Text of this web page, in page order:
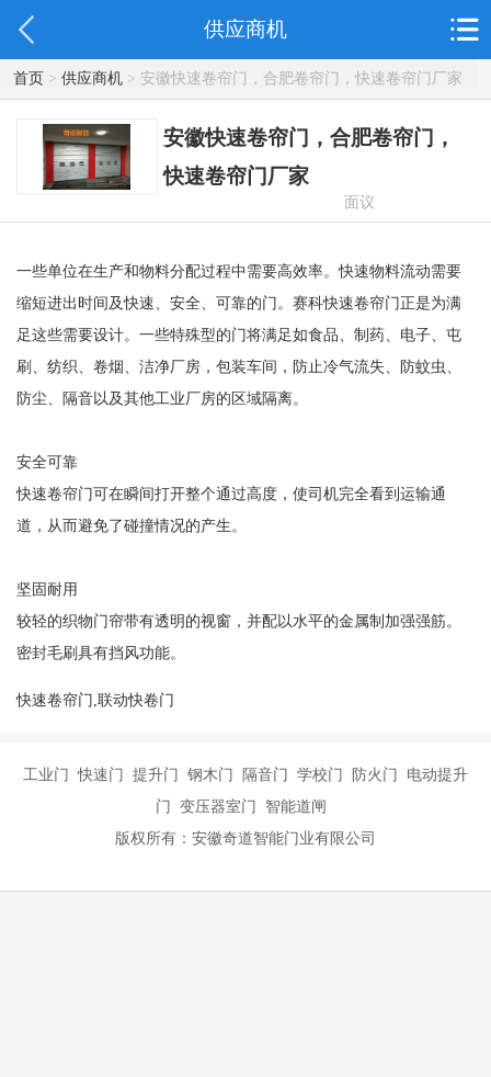
供应商机
首页> 供应商机> 安徽快速卷帘门，合肥卷帘门，快速卷帘门厂家
安徽快速卷帘门，合肥卷帘门，
快速卷帘门厂家
面议
一些单位在生产和物料分配过程中需要高效率。快速物料流动需要
缩短进出时间及快速、安全、可靠的门。赛科快速卷帘门正是为满
足这些需要设计。一些特殊型的门将满足如食品、制药、电子、屯
刷、纺织、卷烟、洁净厂房，包装车间，防止冷气流失、防蚊虫、
防尘、隔音以及其他工业厂房的区域隔离。
安全可靠
快速卷帘门可在瞬间打开整个通过高度，使司机完全看到运输通
道，从而避免了碰撞情况的产生。
坚固耐用
较轻的织物门帘带有透明的视窗，并配以水平的金属制加强强筋。
快速卷帘门,联动快卷门
工业门 快速门 提升门 钢木门 隔音门 学校门 防火门 电动提升
门 变压器室门 智能道闸
版权所有：安徽奇道智能门业有限公司